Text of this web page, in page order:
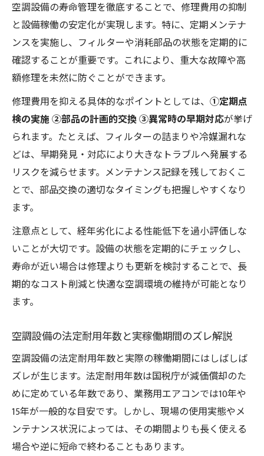
空調設備の寿命管理を徹底することで、修理費用の抑制
と設備稼働の安定化が実現します。特に、定期メンテナ
ンスを実施し、フィルターや消耗部品の状態を定期的に
確認することが重要です。これにより、重大な故障や高
額修理を未然に防ぐことができます。
修理費用を抑える具体的なポイントとしては、 ①定期点
検の実施 ②部品の計画的交換 ③異常時の早期対応が挙げ
られます。たとえば、フィルターの詰まりや冷媒漏れな
どは、早期発見・対応により大きなトラブルへ発展する
リスクを減らせます。メンテナンス記録を残しておくこ
とで、部品交換の適切なタイミングも把握しやすくなり
ます。
注意点として、経年劣化による性能低下を過小評価しな
いことが大切です。設備の状態を定期的にチェックし、
寿命が近い場合は修理よりも更新を検討することで、長
期的なコスト削減と快適な空調環境の維持が可能となり
ます。
空調設備の法定耐用年数と実稼働期間のズレ解説
空調設備の法定耐用年数と実際の稼働期間にはしばしば
ズレが生じます。法定耐用年数は国税庁が減価償却のた
めに定めている年数であり、業務用エアコンでは10年や
15年が一般的な目安です。しかし、現場の使用実態やメ
ンテナンス状況によっては、その期間よりも長く使える
場合や逆に短命で終わることもあります。